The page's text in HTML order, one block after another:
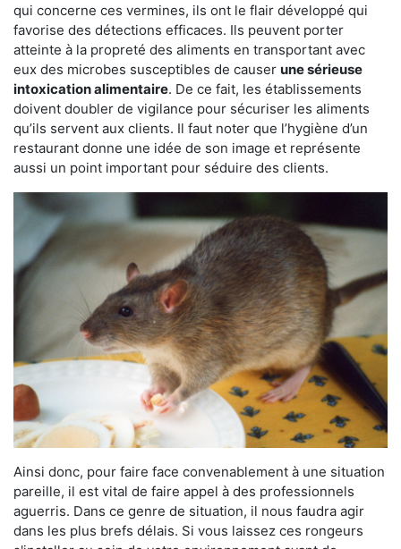
qui concerne ces vermines, ils ont le flair développé qui
favorise des détections efficaces. Ils peuvent porter
atteinte à la propreté des aliments en transportant avec
eux des microbes susceptibles de causer une sérieuse
intoxication alimentaire. De ce fait, les établissements
doivent doubler de vigilance pour sécuriser les aliments
qu’ils servent aux clients. Il faut noter que l’hygiène d’un
restaurant donne une idée de son image et représente
aussi un point important pour séduire des clients.
Ainsi donc, pour faire face convenablement à une situation
pareille, il est vital de faire appel à des professionnels
aguerris. Dans ce genre de situation, il nous faudra agir
dans les plus brefs délais. Si vous laissez ces rongeurs